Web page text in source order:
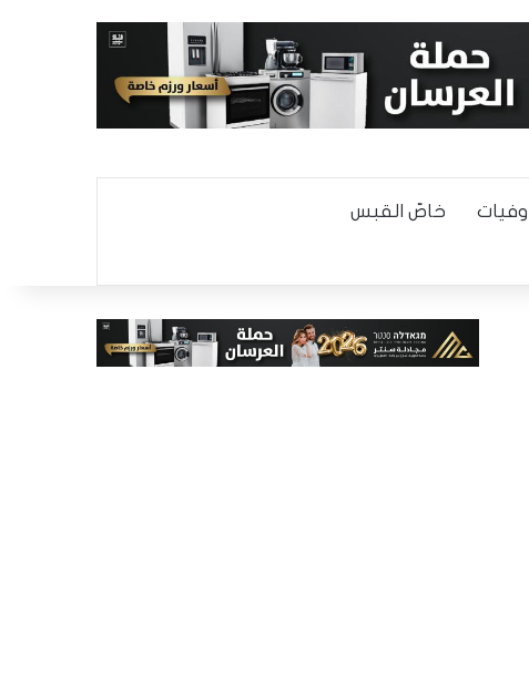
وفيات خاصّ القبس